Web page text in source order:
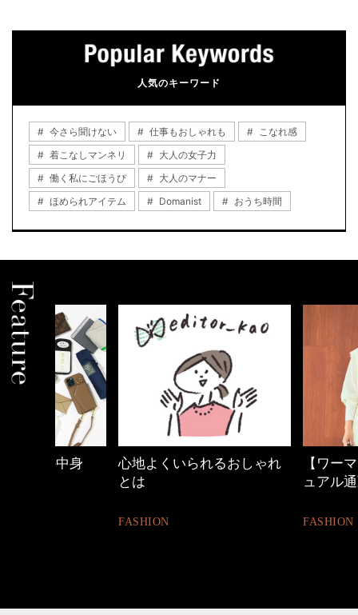
人気のキーワード
今さら聞けない 仕事もおしゃれも
こなれ感
着こなしマンネリ
大人の女子力
働く私にごほうび
大人のマナー
ほめられアイテム
Domanist おうち時間
心地よくいられるおしゃれ
【ワーママのきれ
ュアル通勤】